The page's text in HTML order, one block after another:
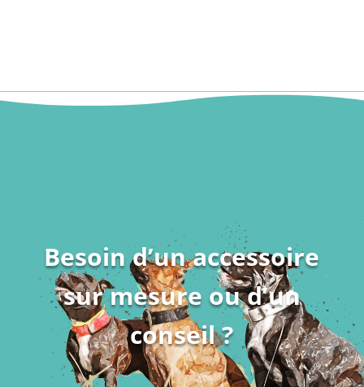
Besoin d’un accessoire
sur mesure ou d’un
conseil ?